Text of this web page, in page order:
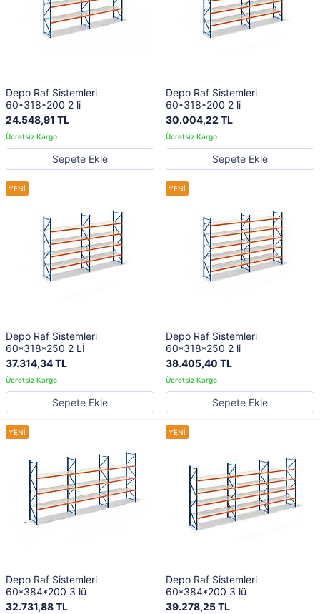
Depo Raf Sistemleri
60*318*200 2 li
24.548,91 TL
Sepete Ekle
Depo Raf Sistemleri
60*318*200 2 li
30.004,22 TL
Sepete Ekle
Depo Raf Sistemleri
60*318*250 2 Lİ
37.314,34 TL
Sepete Ekle
Depo Raf Sistemleri
60*318*250 2 li
38.405,40 TL
Sepete Ekle
Depo Raf Sistemleri
60*384*200 3 lü
32.731,88 TL
Depo Raf Sistemleri
60*384*200 3 lü
39.278,25 TL